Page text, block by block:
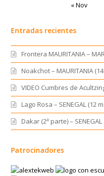
« Nov
Entradas recientes
Frontera MAURITANIA –
Noakchot – MAURITANIA
VIDEO Cumbres de
Lago Rosa – SENEGAL (12
Dakar (2ª parte) –
Patrocinadores